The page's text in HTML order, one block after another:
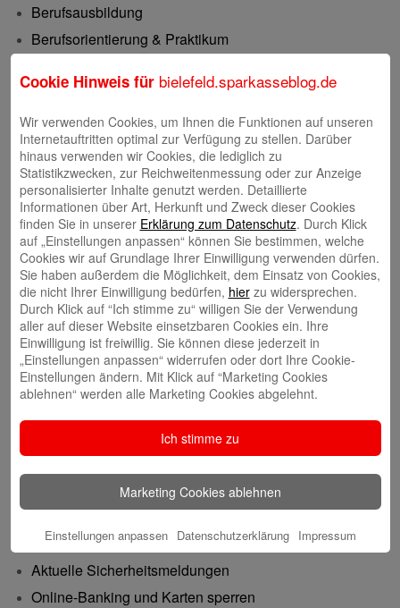
Berufsausbildung
Berufsorientierung & Praktikum
Filialen
Filialen und Geldautomaten
Internet-Filiale und Online-Banking
Video-Beratung in der Internet-Filiale
Gründerberatung
GründerCenter
Immobilien
ImmobilienCenter
Nachhaltigkeit
Presse-Center
Aktuelle Meldungen
Sicher im Netz
Aktuelle Sicherheitsmeldungen
Online-Banking und Karten sperren
Cookie Hinweis für bielefeld.sparkasseblog.de
Wir verwenden Cookies, um Ihnen die Funktionen auf unseren
Internetauftritten optimal zur Verfügung zu stellen. Darüber
hinaus verwenden wir Cookies, die lediglich zu
Statistikzwecken, zur Reichweitenmessung oder zur Anzeige
personalisierter Inhalte genutzt werden. Detaillierte
Informationen über Art, Herkunft und Zweck dieser Cookies
finden Sie in unserer Erklärung zum Datenschutz. Durch Klick
auf „Einstellungen anpassen“ können Sie bestimmen, welche
Cookies wir auf Grundlage Ihrer Einwilligung verwenden dürfen.
Sie haben außerdem die Möglichkeit, dem Einsatz von Cookies,
die nicht Ihrer Einwilligung bedürfen, hierzu widersprechen.
Durch Klick auf “Ich stimme zu“ willigen Sie der Verwendung
aller auf dieser Website einsetzbaren Cookies ein. Ihre
Einwilligung ist freiwillig. Sie können diese jederzeit in
„Einstellungen anpassen“ widerrufen oder dort Ihre Cookie-
Einstellungen ändern. Mit Klick auf “Marketing Cookies
ablehnen“ werden alle Marketing Cookies abgelehnt.
Ich stimme zu
Marketing Cookies ablehnen
Einstellungen anpassen Datenschutzerklärung Impressum